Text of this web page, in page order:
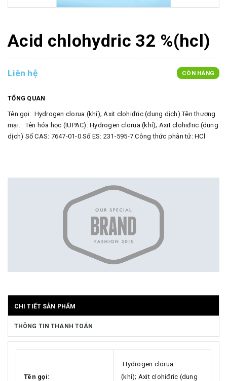
Acid chlohydric 32 %(hcl)
Liên hệ CÒN HÀNG
TỔNG QUAN
Tên gọi: Hydrogen clorua (khí); Axit clohiđric (dung dịch) Tên thương
mại: Tên hóa học (IUPAC): Hydrogen clorua (khí); Axit clohiđric (dung
dịch) Số CAS: 7647-01-0 Số ES: 231-595-7 Công thức phân tử: HCl
CHI TIẾT SẢN PHẨM
THÔNG TIN THANH TOÁN
Tên gọi:
Hydrogen clorua
(khí); Axit clohiđric (dung